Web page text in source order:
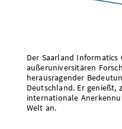
Der Saarland
außeruniversitären
herausragender
Deutschland. Er genießt,
internationale
Welt an.